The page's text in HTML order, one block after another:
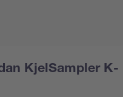
KjelSampler K-